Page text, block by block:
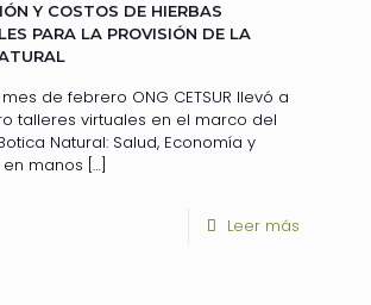
Y COSTOS DE HIERBAS
PARA LA PROVISIÓN DE LA
de febrero ONG CETSUR llevó a
talleres virtuales en el marco del
Natural: Salud, Economía y
manos […]
Leer más